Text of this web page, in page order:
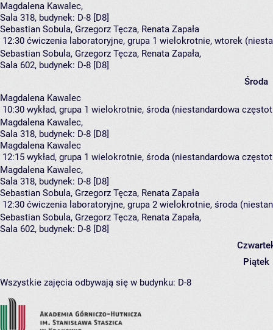
Magdalena Kawalec,
Sala 318, budynek: D-8 [D8]
Sebastian Sobula, Grzegorz Tęcza, Renata Zapała
12:30 ćwiczenia laboratoryjne, grupa 1 wielokrotnie, wtorek
Sebastian Sobula, Grzegorz Tęcza, Renata Zapała,
Sala 602, budynek: D-8 [D8]
Środa
Magdalena Kawalec
10:30 wykład, grupa 1 wielokrotnie, środa (niestandardowa
Magdalena Kawalec,
Sala 318, budynek: D-8 [D8]
Magdalena Kawalec
12:15 wykład, grupa 1 wielokrotnie, środa (niestandardowa
Magdalena Kawalec,
Sala 318, budynek: D-8 [D8]
Sebastian Sobula, Grzegorz Tęcza, Renata Zapała
12:30 ćwiczenia laboratoryjne, grupa 2 wielokrotnie, środa
Sebastian Sobula, Grzegorz Tęcza, Renata Zapała,
Sala 602, budynek: D-8 [D8]
Piątek
Wszystkie zajęcia odbywają się w budynku: D-8